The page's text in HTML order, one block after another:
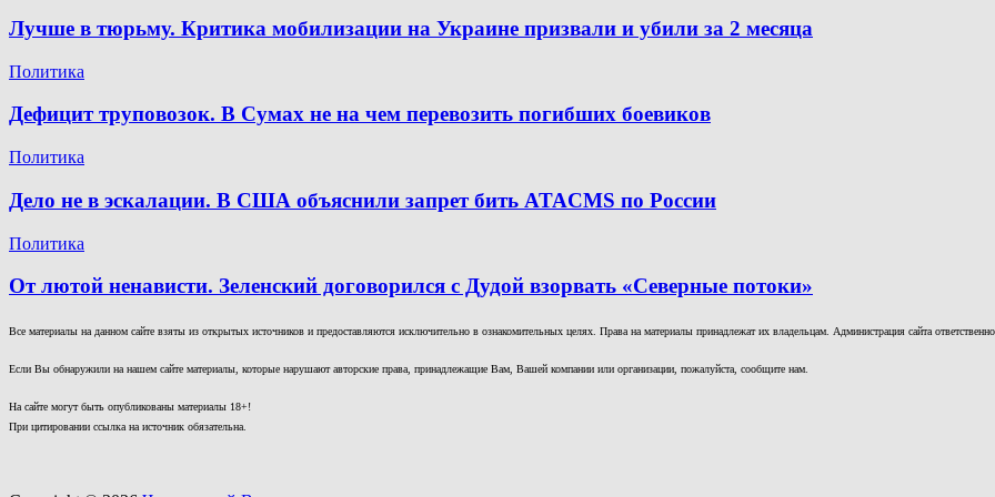
Лучше в тюрьму. Критика мобилизации на Украине призвали и убили за 2 месяца
Политика
Дефицит труповозок. В Сумах не на чем перевозить погибших боевиков
Политика
Дело не в эскалации. В США объяснили запрет бить ATACMS по России
Политика
От лютой ненависти. Зеленский договорился с Дудой взорвать «Северные потоки»
Все материалы на данном сайте взяты из открытых источников и предоставляются исключительно в ознакомительных целях. Права на материалы принадлежат их владельцам. Администрация сайта
Если Вы обнаружили на нашем сайте материалы, которые нарушают авторские права, принадлежащие Вам, Вашей компании или организации, пожалуйста, сообщите нам.
На сайте могут быть опубликованы материалы 18+!
При цитировании ссылка на источник обязательна.